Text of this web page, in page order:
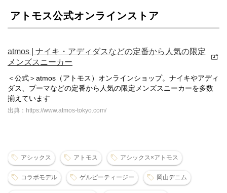
アトモス公式オンラインストア
atmos | ナイキ・アディダスなどの定番から人気の限定
メンズスニーカー
＜公式＞atmos（アトモス）オンラインショップ。ナイキやアディ
ダス、プーマなどの定番から人気の限定メンズスニーカーを多数
揃えています
出典：https://www.atmos-tokyo.com/
アシックス アトモス アシックス×アトモス
コラボモデル ゲルピーティージー 岡山デニム